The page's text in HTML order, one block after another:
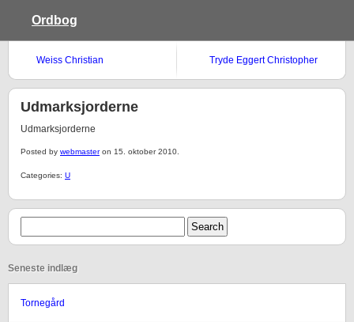
Ordbog
Weiss Christian Tryde Eggert Christopher
Udmarksjorderne
Udmarksjorderne
Posted by webmasteron 15. oktober 2010.
Categories: U
Seneste indlæg
Tornegård